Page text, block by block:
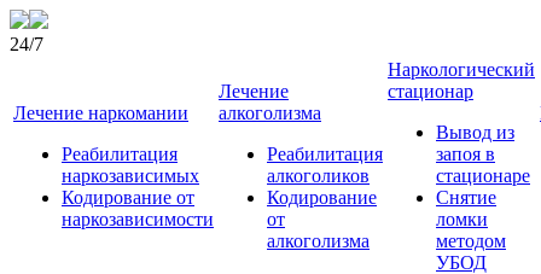
24/7
Лечение наркомании
Реабилитация
наркозависимых
Кодирование от
наркозависимости
Лечение
алкоголизма
Реабилитация
алкоголиков
Кодирование
от
алкоголизма
Наркологический
стационар
Вывод из
запоя в
стационаре
Снятие
ломки
методом
УБОД